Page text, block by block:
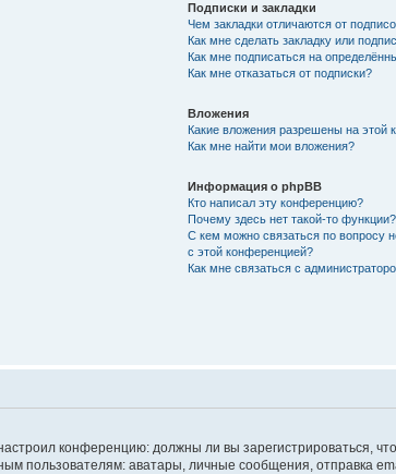
Подписки и закладки
Чем закладки отличаются от
Как мне сделать закладку или
Как мне подписаться на
Как мне отказаться от подписки?
Вложения
Какие вложения разрешены на этой
Как мне найти мои вложения?
Информация о phpBB
Кто написал эту конференцию?
Почему здесь нет такой-то функции?
С кем можно связаться по вопросу
с этой конференцией?
Как мне связаться с
конференцию: должны ли вы зарегистрироваться,
пользователям: аватары, личные сообщения, отправка